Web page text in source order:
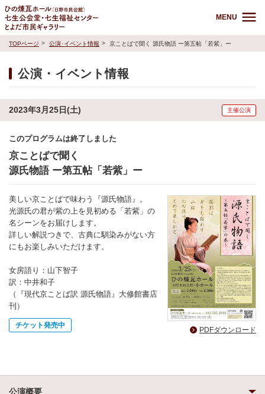
MENU
TOPページ 公演･イベント情報 京ことばで聞く 源氏物語 ー第五帖「若紫」ー
公演・イベント情報
2023年3月25日(土) 主催公演
このプログラムは終了しました
京ことばで聞く
源氏物語 ー第五帖「若紫」ー
美しい京ことばで味わう『源氏物語』。
光源氏の君が紫の上を見初める「若紫」の
名シーンをお届けします。
詳しい解説つきで、古典に馴染みがない方
にもお楽しみいただけます。
女房語り：山下智子
訳：中井和子
（『現代京ことば訳 源氏物語』大修館書店
刊）
チケット発売中
PDFダウンロード
公演概要